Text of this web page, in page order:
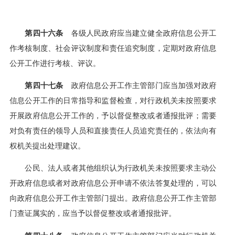
第四十六条 各级人民政府应当建立健全政府信息公开工
作考核制度、社会评议制度和责任追究制度，定期对政府信息
公开工作进行考核、评议。
第四十七条 政府信息公开工作主管部门应当加强对政府
信息公开工作的日常指导和监督检查，对行政机关未按照要求
开展政府信息公开工作的，予以督促整改或者通报批评；需要
对负有责任的领导人员和直接责任人员追究责任的，依法向有
权机关提出处理建议。
公民、法人或者其他组织认为行政机关未按照要求主动公
开政府信息或者对政府信息公开申请不依法答复处理的，可以
向政府信息公开工作主管部门提出。政府信息公开工作主管部
门查证属实的，应当予以督促整改或者通报批评。